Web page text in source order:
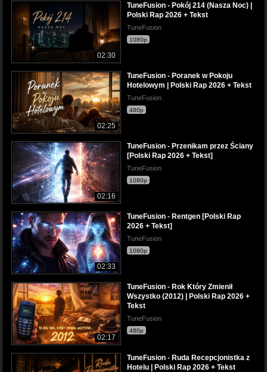
02:30
TuneFusion - Pokój 214 (Nasza Noc) |
Polski Rap 2026 + Tekst
TuneFusion
1080p
02:25
TuneFusion - Poranek w Pokoju
Hotelowym | Polski Rap 2026 + Tekst
TuneFusion
480p
02:16
TuneFusion - Przenikam przez Ściany
[Polski Rap 2026 + Tekst]
TuneFusion
1080p
02:33
TuneFusion - Rentgen [Polski Rap
2026 + Tekst]
TuneFusion
1080p
02:17
TuneFusion - Rok Który Zmienił
Wszystko (2012) | Polski Rap 2026 +
Tekst
TuneFusion
480p
TuneFusion - Ruda Recepcjonistka z
Hotelu | Polski Rap 2026 + Tekst